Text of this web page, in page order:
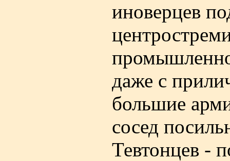
иноверцев
даже с
большие
сосед
Тевтонцев -